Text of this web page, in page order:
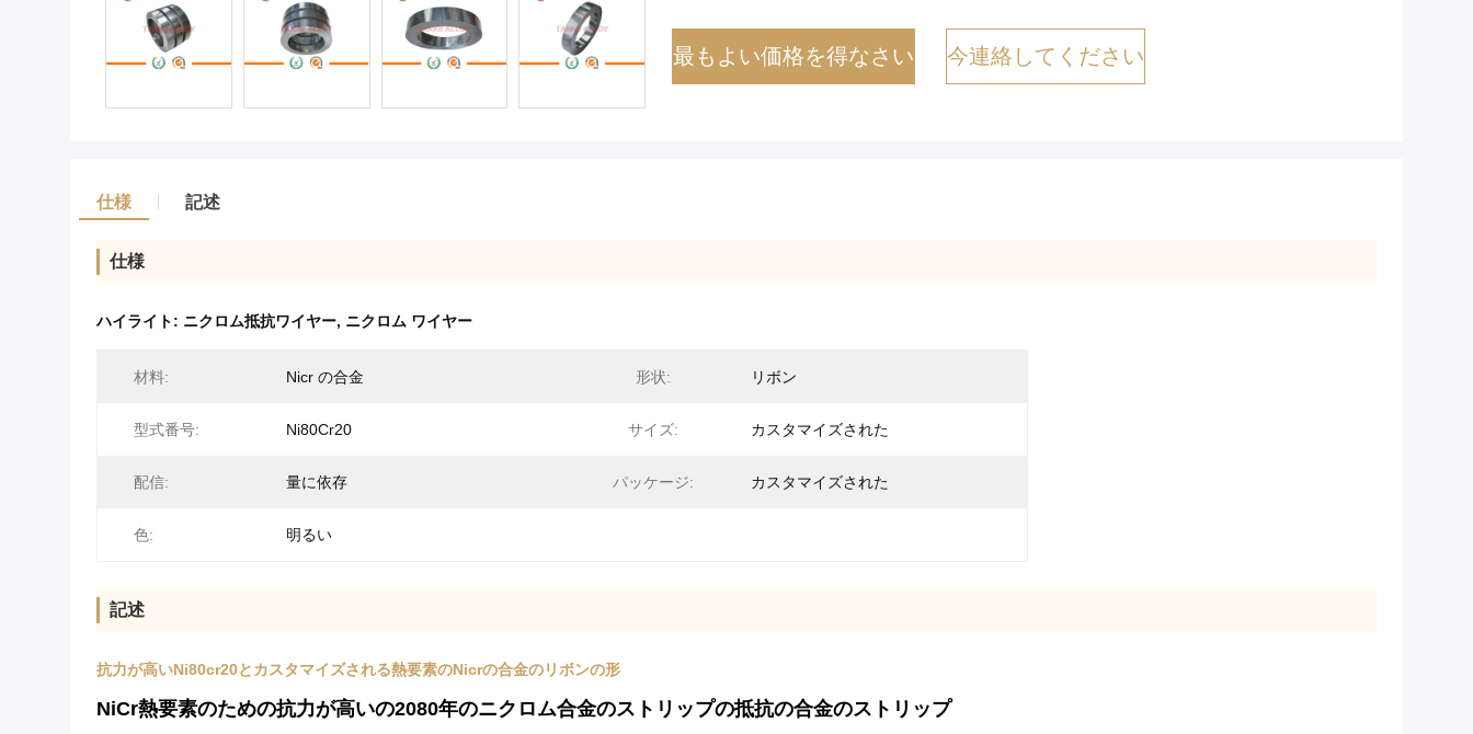
最もよい価格を得なさい 今連絡してください
仕様 記述
仕様
ハイライト: ニクロム抵抗ワイヤー, ニクロム ワイヤー
材料: Nicr の合金 形状: リボン
型式番号: Ni80Cr20 サイズ: カスタマイズされた
配信: 量に依存 パッケージ: カスタマイズされた
色: 明るい
記述
抗力が高いNi80cr20とカスタマイズされる熱要素のNicrの合金のリボンの形
NiCr熱要素のための抗力が高いの2080年のニクロム合金のストリップの抵抗の合金のストリップ